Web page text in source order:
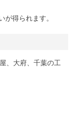
得られます。
、大府、千葉の工